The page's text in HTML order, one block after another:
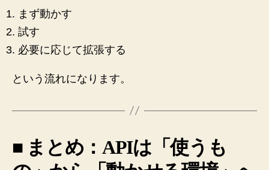
まず動かす
試す
必要に応じて拡張する
という流れになります。
■ まとめ：APIは「使うも